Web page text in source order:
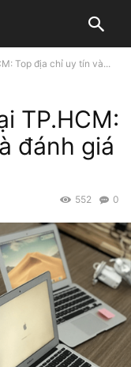
Top địa chỉ uy tín và...
TP.HCM:
đánh giá
0
552